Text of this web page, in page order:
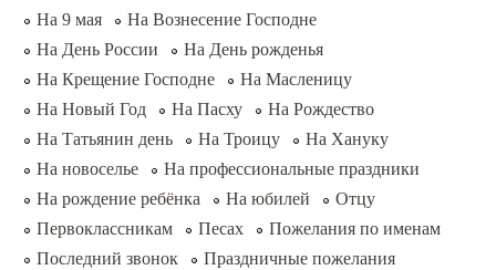
На 9 мая
На Вознесение Господне
На День России
На День рожденья
На Крещение Господне
На Масленицу
На Новый Год
На Пасху
На Рождество
На Татьянин день
На Троицу
На Хануку
На новоселье
На профессиональные праздники
На рождение ребёнка
На юбилей
Отцу
Первоклассникам
Песах
Пожелания по именам
Последний звонок
Праздничные пожелания